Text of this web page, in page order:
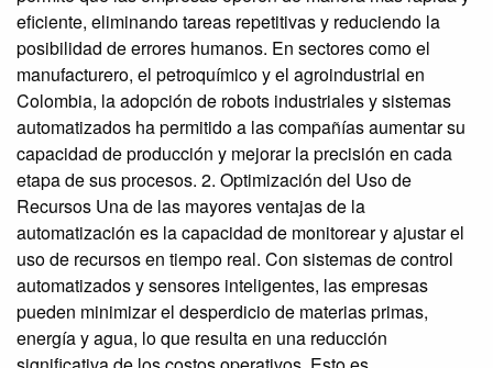
eficiente, eliminando tareas repetitivas y reduciendo la
posibilidad de errores humanos. En sectores como el
manufacturero, el petroquímico y el agroindustrial en
Colombia, la adopción de robots industriales y sistemas
automatizados ha permitido a las compañías aumentar su
capacidad de producción y mejorar la precisión en cada
etapa de sus procesos. 2. Optimización del Uso de
Recursos Una de las mayores ventajas de la
automatización es la capacidad de monitorear y ajustar el
uso de recursos en tiempo real. Con sistemas de control
automatizados y sensores inteligentes, las empresas
pueden minimizar el desperdicio de materias primas,
energía y agua, lo que resulta en una reducción